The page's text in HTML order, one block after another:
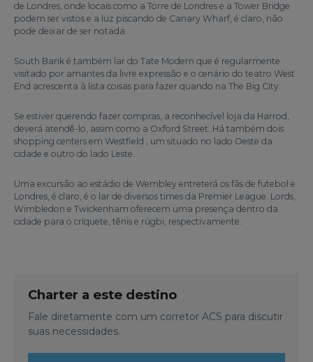
de Londres, onde locais como a Torre de Londres e a Tower Bridge
podem ser vistos e a luz piscando de Canary Wharf, é claro, não
pode deixar de ser notada.
South Bank é também lar do Tate Modern que é regularmente
visitado por amantes da livre expressão e o cenário do teatro West
End acrescenta à lista coisas para fazer quando na The Big City.
Se estiver querendo fazer compras, a reconhecível loja da Harrod,
deverá atendê-lo, assim como a Oxford Street. Há também dois
shopping centers em Westfield , um situado no lado Oeste da
cidade e outro do lado Leste.
Uma excursão ao estádio de Wembley entreterá os fãs de futebol e
Londres, é claro, é o lar de diversos times da Premier League. Lords,
Wimbledon e Twickenham oferecem uma presença dentro da
cidade para o críquete, tênis e rúgbi, respectivamente.
Charter a este destino
Fale diretamente com um corretor ACS para discutir
suas necessidades.